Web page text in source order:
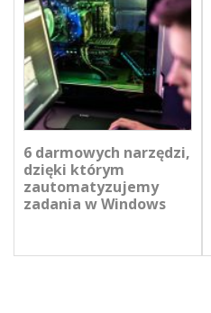
6 darmowych narzędzi,
dzięki którym
zautomatyzujemy
zadania w Windows